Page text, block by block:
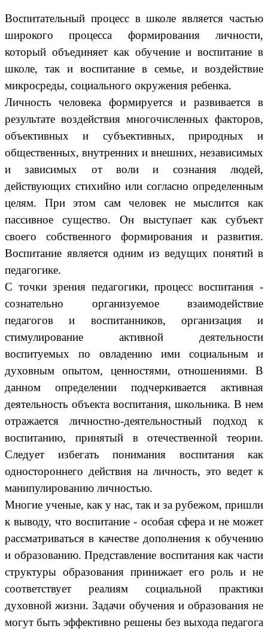
Воспитательный процесс в школе является частью
широкого процесса формирования личности,
который объединяет как обучение и воспитание в
школе, так и воспитание в семье, и воздействие
микросреды, социального окружения ребенка.
Личность человека формируется и развивается в
результате воздействия многочисленных факторов,
объективных и субъективных, природных и
общественных, внутренних и внешних, независимых
и зависимых от воли и сознания людей,
действующих стихийно или согласно определенным
целям. При этом сам человек не мыслится как
пассивное существо. Он выступает как субъект
своего собственного формирования и развития.
Воспитание является одним из ведущих понятий в
педагогике.
С точки зрения педагогики, процесс воспитания -
сознательно организуемое взаимодействие
педагогов и воспитанников, организация и
стимулирование активной деятельности
воспитуемых по овладению ими социальным и
духовным опытом, ценностями, отношениями. В
данном определении подчеркивается активная
деятельность объекта воспитания, школьника. В нем
отражается личностно-деятельностный подход к
воспитанию, принятый в отечественной теории.
Следует избегать понимания воспитания как
одностороннего действия на личность, это ведет к
манипулированию личностью.
Многие ученые, как у нас, так и за рубежом, пришли
к выводу, что воспитание - особая сфера и не может
рассматриваться в качестве дополнения к обучению
и образованию. Представление воспитания как части
структуры образования принижает его роль и не
соответствует реалиям социальной практики
духовной жизни. Задачи обучения и образования не
могут быть эффективно решены без выхода педагога